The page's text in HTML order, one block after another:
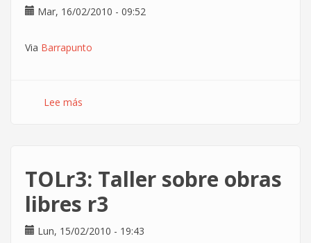
en
Mar, 16/02/2010 - 09:52
Via Barrapunto
Lee más
Grupo
Usuarios
TOLr3: Taller sobre obras
libres r3
Lun, 15/02/2010 - 19:43